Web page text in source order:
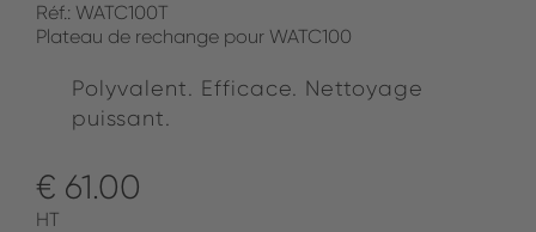
Réf.: WATC100T
Plateau de rechange pour WATC100
Polyvalent. Efficace. Nettoyage
puissant.
€ 61.00
HT